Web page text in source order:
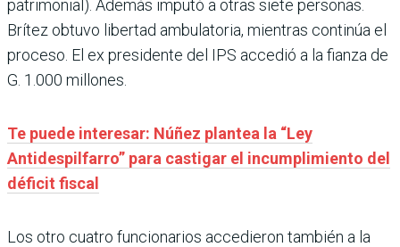
patrimonial). Además imputó a otras siete personas.
Brítez obtuvo libertad ambulatoria, mientras continúa el
proceso. El ex presidente del IPS accedió a la fianza de
G. 1.000 millones.
Te puede interesar: Núñez plantea la “Ley
Antidespilfarro” para castigar el incumplimiento del
déficit fiscal
Los otro cuatro funcionarios accedieron también a la